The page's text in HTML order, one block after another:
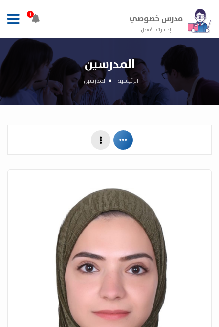
مدرس خصوصي
إختيارك الأفضل
1
المدرسين
الرئيسية المدرسين